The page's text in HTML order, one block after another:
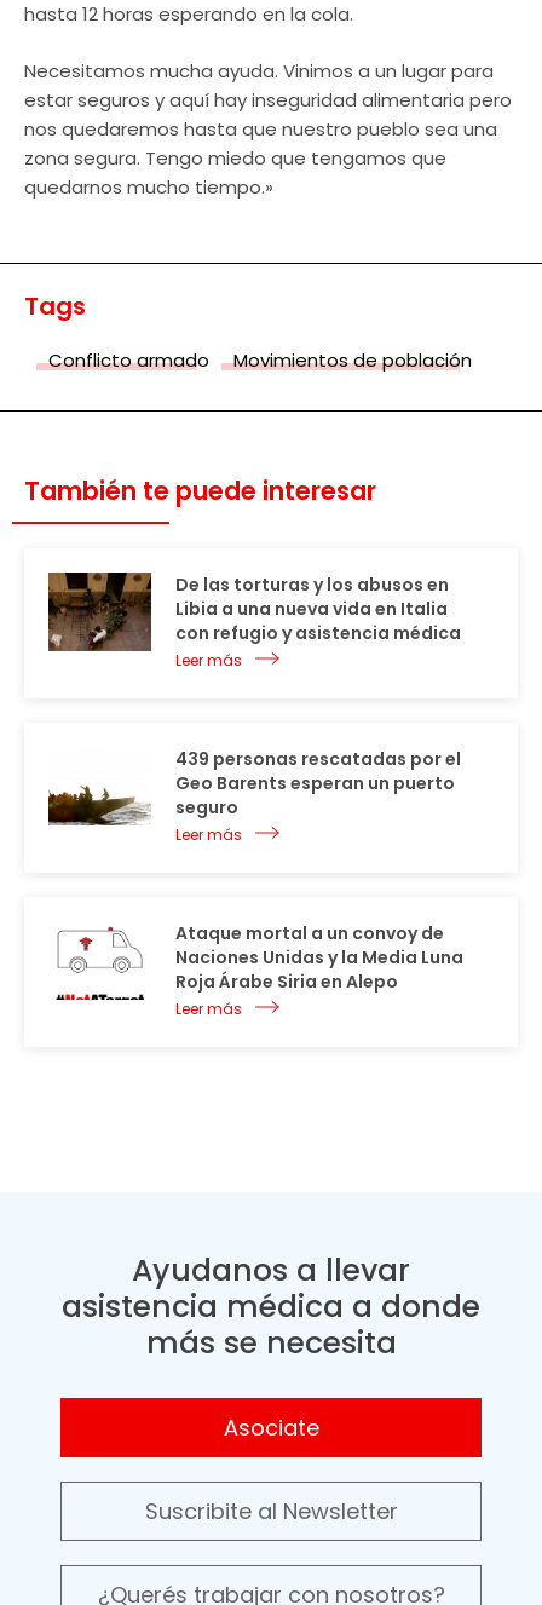
hasta 12 horas esperando en la cola.
Necesitamos mucha ayuda. Vinimos a un lugar para
estar seguros y aquí hay inseguridad alimentaria pero
nos quedaremos hasta que nuestro pueblo sea una
zona segura. Tengo miedo que tengamos que
quedarnos mucho tiempo.»
Tags
Conflicto armado Movimientos de población
También te puede interesar
De las torturas y los abusos en
Libia a una nueva vida en Italia
con refugio y asistencia médica
Leer más
439 personas rescatadas por el
Geo Barents esperan un puerto
seguro
Leer más
Ataque mortal a un convoy de
Naciones Unidas y la Media Luna
Roja Árabe Siria en Alepo
Leer más
Ayudanos a llevar
asistencia médica a donde
más se necesita
Asociate
Suscribite al Newsletter
¿Querés trabajar con nosotros?